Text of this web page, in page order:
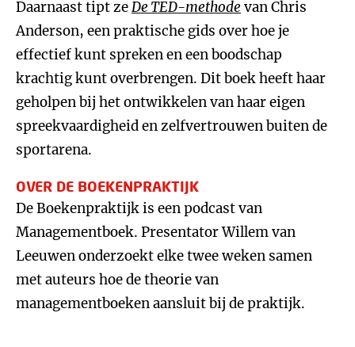
Daarnaast tipt zeDe TED-methode van Chris
Anderson, een praktische gids over hoe je
effectief kunt spreken en een boodschap
krachtig kunt overbrengen. Dit boek heeft haar
geholpen bij het ontwikkelen van haar eigen
spreekvaardigheid en zelfvertrouwen buiten de
sportarena.
OVER DE BOEKENPRAKTIJK
De Boekenpraktijk is een podcast van
Managementboek. Presentator Willem van
Leeuwen onderzoekt elke twee weken samen
met auteurs hoe de theorie van
managementboeken aansluit bij de praktijk.